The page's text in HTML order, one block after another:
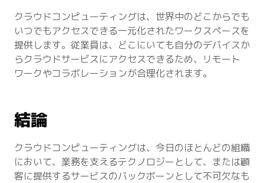
クラウドコンピューティングは、世界中のどこからでも
いつでもアクセスできる一元化されたワークスペースを
提供します。従業員は、どこにいても自分のデバイスか
らクラウドサービスにアクセスできるため、リモート
ワークやコラボレーションが合理化されます。
結論
クラウドコンピューティングは、今日のほとんどの組織
において、業務を支えるテクノロジーとして、または顧
客に提供するサービスのバックボーンとして不可欠なも